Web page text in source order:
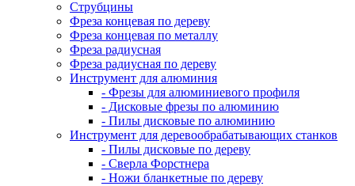
Струбцины
Фреза концевая по дереву
Фреза концевая по металлу
Фреза радиусная
Фреза радиусная по дереву
Инструмент для алюминия
- Фрезы для алюминиевого профиля
- Дисковые фрезы по алюминию
- Пилы дисковые по алюминию
Инструмент для деревообрабатывающих станков
- Пилы дисковые по дереву
- Сверла Форстнера
- Ножи бланкетные по дереву